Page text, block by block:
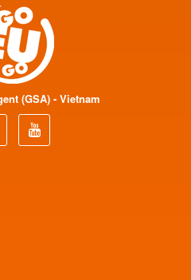
(GSA) - Vietnam